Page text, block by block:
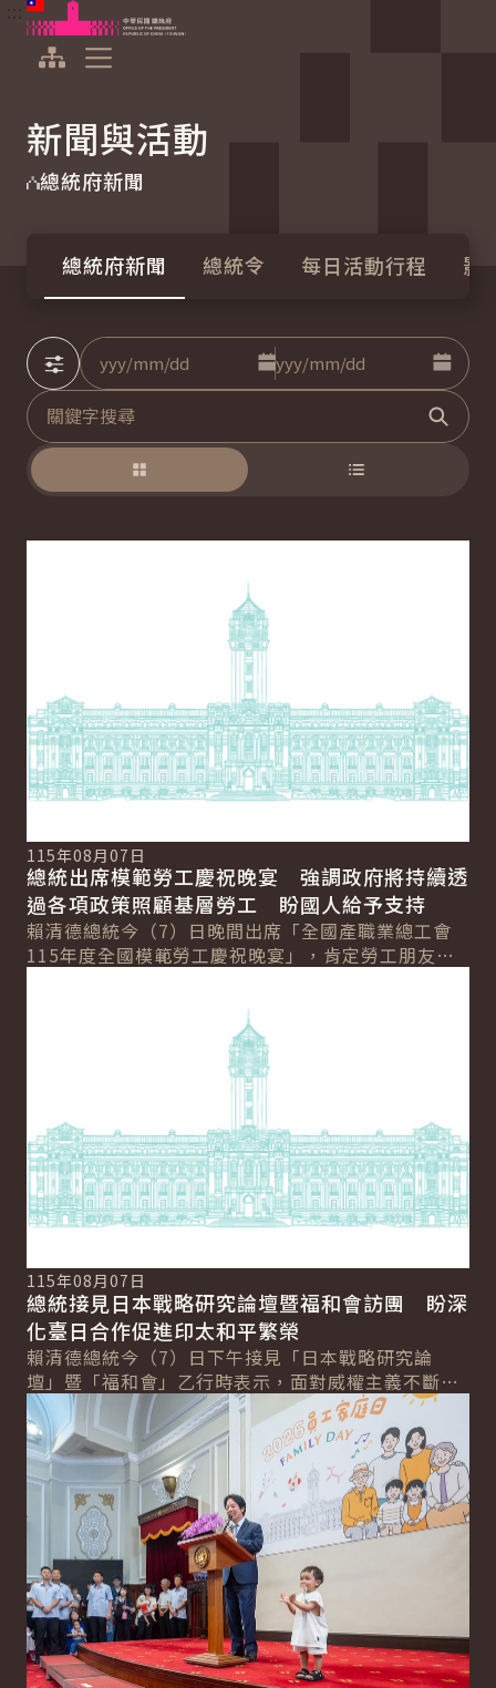
跳到主要內容
中華民國總統府
新聞與活動
總統府新聞
總統府新聞 總統令 每日活動行程 影
進階搜尋
日期
點擊選擇日期起日
至
點擊選
關鍵字 搜尋
115年08月07日
總統出席模範勞工慶祝晚宴 強調政府將持續透
過各項政策照顧基層勞工 盼國人給予支持
賴清德總統今（7）日晚間出席「全國產職業總工會
115年度全國模範勞工慶祝晚宴」，肯定勞工朋友是
115年08月07日
總統接見日本戰略研究論壇暨福和會訪團 盼深
化臺日合作促進印太和平繁榮
賴清德總統今（7）日下午接見「日本戰略研究論
壇」暨「福和會」乙行時表示，面對威權主義不斷擴
張，臺灣將持續強化國防力量及全社會防衛韌性，期
盼臺...
詳細內容